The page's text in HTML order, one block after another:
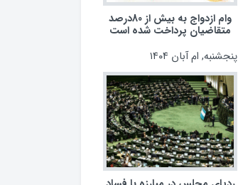
وام ازدواج به بیش از 80درصد
متقاضیان پرداخت شده است
پنجشنبه, ام آبان ۱۴۰۴